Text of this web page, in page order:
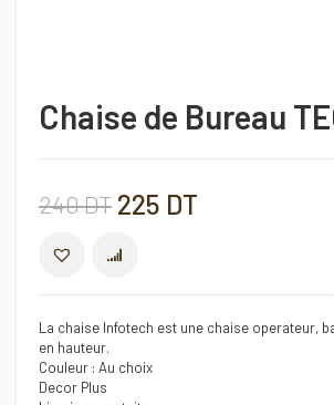
Chaise de Bureau
240DT Le
prix
initial
était :
225 DT
actuel
La chaise Infotech est une chaise operateur,
en hauteur.
Couleur : Au choix
Decor Plus